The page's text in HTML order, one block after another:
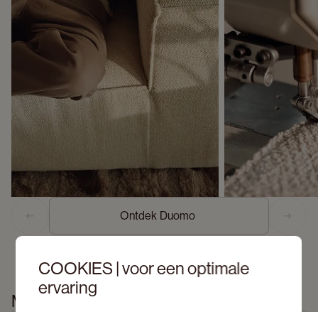
COOKIES | voor een optimale
ervaring
Ontdek Duomo
Meer informatie